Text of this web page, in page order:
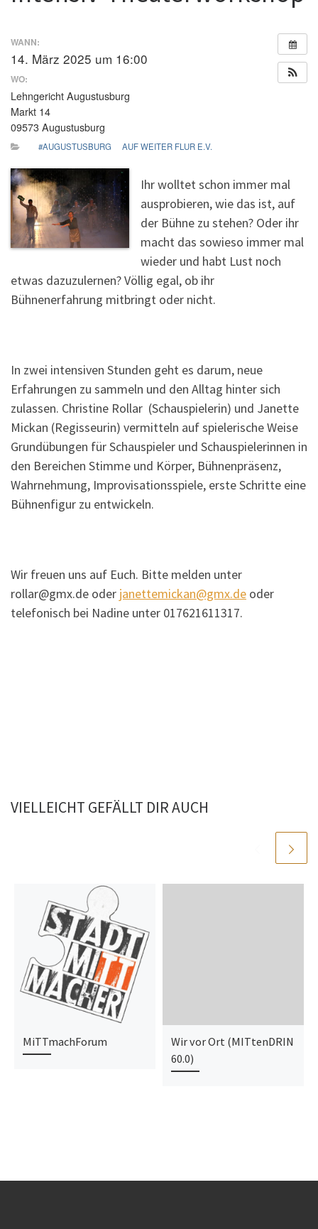
WANN:
14. März 2025 um 16:00
WO:
Lehngericht Augustusburg
Markt 14
09573 Augustusburg
#AUGUSTUSBURG AUF WEITER FLUR E.V.
Ihr wolltet schon immer mal
ausprobieren, wie das ist, auf
der Bühne zu stehen? Oder ihr
macht das sowieso immer mal
wieder und habt Lust noch
etwas dazuzulernen? Völlig egal, ob ihr
Bühnenerfahrung mitbringt oder nicht.
In zwei intensiven Stunden geht es darum, neue
Erfahrungen zu sammeln und den Alltag hinter sich
zulassen. Christine Rollar (Schauspielerin) und Janette
Mickan (Regisseurin) vermitteln auf spielerische Weise
Grundübungen für Schauspieler und Schauspielerinnen in
den Bereichen Stimme und Körper, Bühnenpräsenz,
Wahrnehmung, Improvisationsspiele, erste Schritte eine
Bühnenfigur zu entwickeln.
Wir freuen uns auf Euch. Bitte melden unter
rollar@gmx.de oder janettemickan@gmx.de oder
telefonisch bei Nadine unter 017621611317.
VIELLEICHT GEFÄLLT DIR AUCH
MiTTmachForum
Wir vor Ort (MITtenDRIN
60.0)